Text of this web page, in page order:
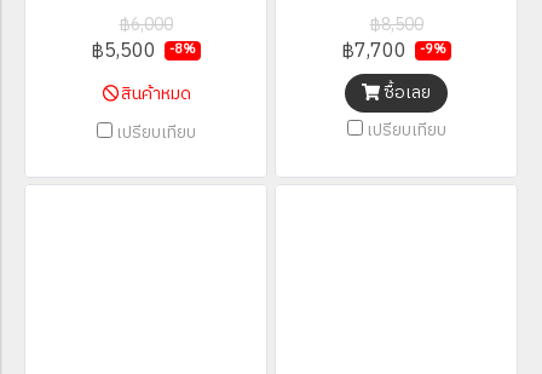
฿6,000
฿5,500 -8%
สินค้าหมด
เปรียบเทียบ
฿8,500
฿7,700 -9%
ซื้อเลย
เปรียบเทียบ